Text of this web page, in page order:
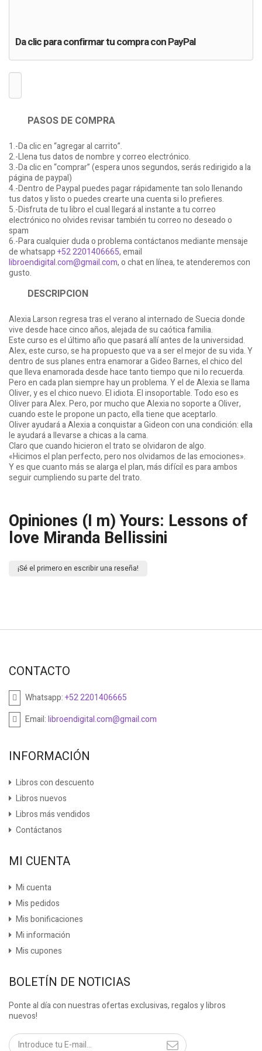
Da clic para confirmar tu compra con PayPal
PASOS DE COMPRA
1.-Da clic en “agregar al carrito”.
2.-Llena tus datos de nombre y correo electrónico.
3.-Da clic en “comprar” (espera unos segundos, serás redirigido a la
página de paypal)
4.-Dentro de Paypal puedes pagar rápidamente tan solo llenando
tus datos y listo o puedes crearte una cuenta si lo prefieres.
5.-Disfruta de tu libro el cual llegará al instante a tu correo
electrónico no olvides revisar también tu correo no deseado o
spam
6.-Para cualquier duda o problema contáctanos mediante mensaje
de whatsapp+52 2201406665, email
libroendigital.com@gmail.com, o chat en línea, te atenderemos con
gusto.
DESCRIPCION
Alexia Larson regresa tras el verano al internado de Suecia donde
vive desde hace cinco años, alejada de su caótica familia.
Este curso es el último año que pasará allí antes de la universidad.
Alex, este curso, se ha propuesto que va a ser el mejor de su vida. Y
dentro de sus planes entra enamorar a Gideo Barnes, el chico del
que lleva enamorada desde hace tanto tiempo que ni lo recuerda.
Pero en cada plan siempre hay un problema. Y el de Alexia se llama
Oliver, y es el chico nuevo. El idiota. El insoportable. Todo eso es
Oliver para Alex. Pero, por mucho que Alexia no soporte a Oliver,
cuando este le propone un pacto, ella tiene que aceptarlo.
Oliver ayudará a Alexia a conquistar a Gideon con una condición: ella
le ayudará a llevarse a chicas a la cama.
Claro que cuando hicieron el trato se olvidaron de algo.
«Hicimos el plan perfecto, pero nos olvidamos de las emociones».
Y es que cuanto más se alarga el plan, más difícil es para ambos
seguir cumpliendo su parte del trato.
Opiniones (I m) Yours: Lessons of
love Miranda Bellissini
¡Sé el primero en escribir una reseña!
CONTACTO
Whatsapp:+52 2201406665
Email:libroendigital.com@gmail.com
INFORMACIÓN
Libros con descuento
Libros nuevos
Libros más vendidos
Contáctanos
MI CUENTA
Mi cuenta
Mis pedidos
Mis bonificaciones
Mi información
Mis cupones
BOLETÍN DE NOTICIAS
Ponte al día con nuestras ofertas exclusivas, regalos y libros
nuevos!